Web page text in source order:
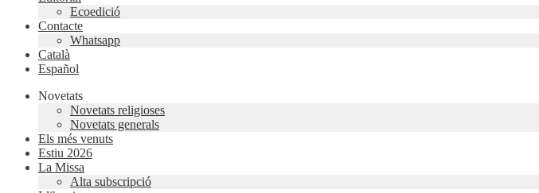
Ecoedició
Contacte
Whatsapp
Català
Español
Novetats
Novetats religioses
Novetats generals
Els més venuts
Estiu 2026
La Missa
Alta subscripció